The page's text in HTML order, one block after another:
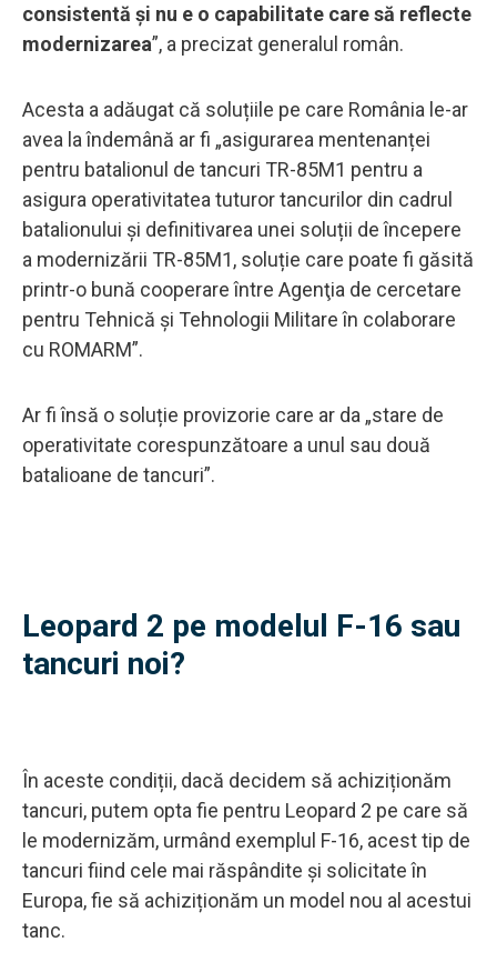
consistentă și nu e o capabilitate care să reflecte
modernizarea”, a precizat generalul român.
Acesta a adăugat că soluțiile pe care România le-ar
avea la îndemână ar fi „asigurarea mentenanței
pentru batalionul de tancuri TR-85M1 pentru a
asigura operativitatea tuturor tancurilor din cadrul
batalionului și definitivarea unei soluții de începere
a modernizării TR-85M1, soluție care poate fi găsită
printr-o bună cooperare între Agenţia de cercetare
pentru Tehnică şi Tehnologii Militare în colaborare
cu ROMARM”.
Ar fi însă o soluție provizorie care ar da „stare de
operativitate corespunzătoare a unul sau două
batalioane de tancuri”.
Leopard 2 pe modelul F-16 sau
tancuri noi?
În aceste condiții, dacă decidem să achiziționăm
tancuri, putem opta fie pentru Leopard 2 pe care să
le modernizăm, urmând exemplul F-16, acest tip de
tancuri fiind cele mai răspândite și solicitate în
Europa, fie să achiziționăm un model nou al acestui
tanc.